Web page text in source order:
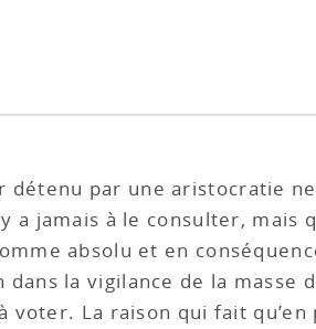
détenu par une aristocratie
a jamais à le consulter,
absolu et en
dans la vigilance de la
voter. La raison qui fait